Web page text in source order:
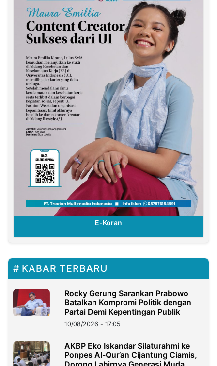
E-Koran
KABAR TERBARU
Rocky Gerung Sarankan Prabowo
Batalkan Kompromi Politik dengan
Partai Demi Kepentingan Publik
10/08/2026 - 17:05
AKBP Eko Iskandar Silaturahmi ke
Ponpes Al-Qur’an Cijantung Ciamis,